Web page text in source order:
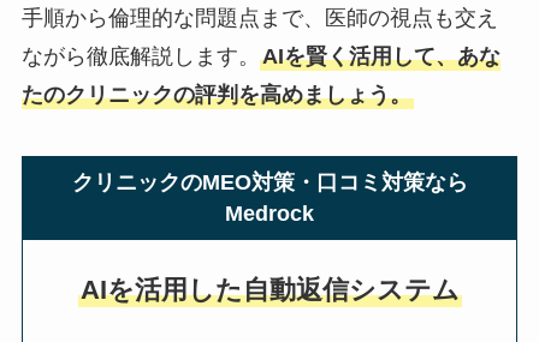
手順から倫理的な問題点まで、医師の視点も交え
ながら徹底解説します。 AIを賢く活用して、あな
たのクリニックの評判を高めましょう。
クリニックのMEO対策・口コミ対策なら
Medrock
AIを活用した自動返信システム